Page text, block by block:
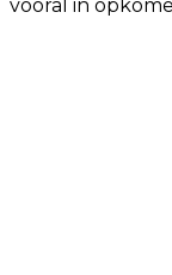
vooral in